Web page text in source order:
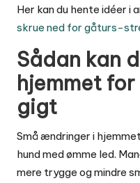
Her kan du hente idéer i
skrue ned for gåturs-
Sådan kan
hjemmet for
gigt
Små ændringer i
hund med ømme led.
mere trygge og mindre